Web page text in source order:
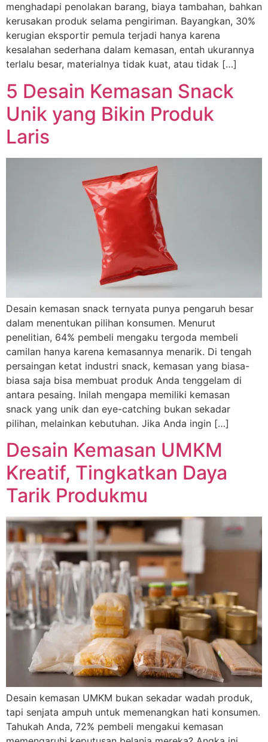
menghadapi penolakan barang, biaya tambahan, bahkan
kerusakan produk selama pengiriman. Bayangkan, 30%
kerugian eksportir pemula terjadi hanya karena
kesalahan sederhana dalam kemasan, entah ukurannya
terlalu besar, materialnya tidak kuat, atau tidak […]
5 Desain Kemasan Snack
Unik yang Bikin Produk
Laris
Desain kemasan snack ternyata punya pengaruh besar
dalam menentukan pilihan konsumen. Menurut
penelitian, 64% pembeli mengaku tergoda membeli
camilan hanya karena kemasannya menarik. Di tengah
persaingan ketat industri snack, kemasan yang biasa-
biasa saja bisa membuat produk Anda tenggelam di
antara pesaing. Inilah mengapa memiliki kemasan
snack yang unik dan eye-catching bukan sekadar
pilihan, melainkan kebutuhan. Jika Anda ingin […]
Desain Kemasan UMKM
Kreatif, Tingkatkan Daya
Tarik Produkmu
Desain kemasan UMKM bukan sekadar wadah produk,
tapi senjata ampuh untuk memenangkan hati konsumen.
Tahukah Anda, 72% pembeli mengakui kemasan